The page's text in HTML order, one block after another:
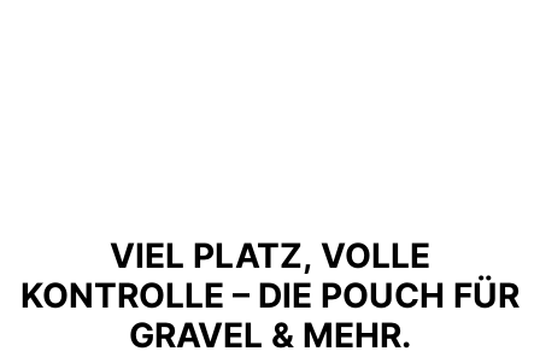
VIEL PLATZ, VOLLE
KONTROLLE – DIE POUCH FÜR
GRAVEL & MEHR.